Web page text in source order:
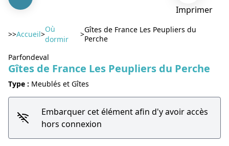
Imprimer
>>Accueil>
Où
dormir
>Gîtes de France Les Peupliers du
Perche
Parfondeval
Gîtes de France Les Peupliers du Perche
Type : Meublés et Gîtes
Embarquer cet élément afin d'y avoir accès
hors connexion